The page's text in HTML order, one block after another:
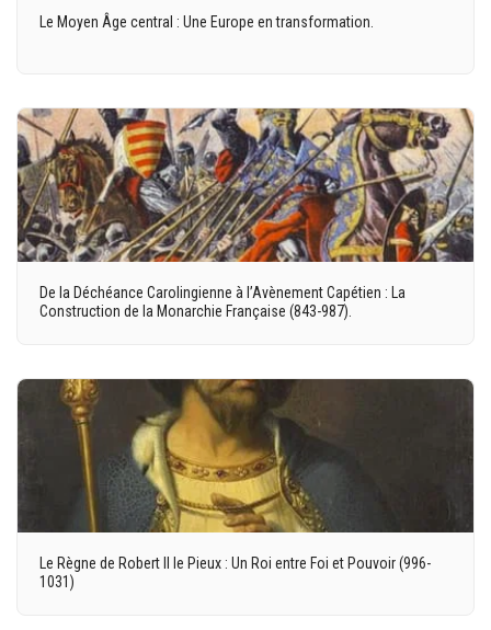
Le Moyen Âge central : Une Europe en transformation.
De la Déchéance Carolingienne à l’Avènement Capétien : La
Construction de la Monarchie Française (843-987).
Le Règne de Robert II le Pieux : Un Roi entre Foi et Pouvoir (996-
1031)